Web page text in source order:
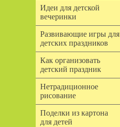
Идеи для детской
вечеринки
Развивающие игры для
детских праздников
Как организовать
детский праздник
Нетрадиционное
рисование
Поделки из картона
для детей